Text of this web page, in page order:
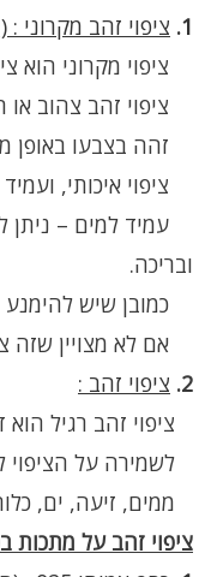
1. ציפוי זהב מקרוני
ציפוי מקרוני הוא ציפוי
ציפוי זהב צהוב או רוז
זהה בצבעו באופן
ציפוי איכותי,
עמיד למים –
ובריכה.
כמובן שיש להימנע
אם לא מצויין שזה
2. ציפוי זהב :
ציפוי זהב רגיל הוא דק
לשמירה על הציפוי
ממים, זיעה, ים,
ציפוי זהב על מתכות